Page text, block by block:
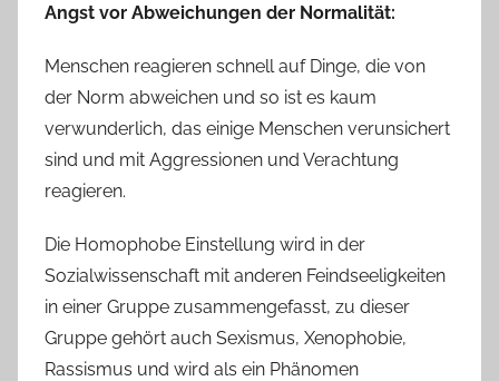
Angst vor Abweichungen der Normalität:
Menschen reagieren schnell auf Dinge, die von
der Norm abweichen und so ist es kaum
verwunderlich, das einige Menschen verunsichert
sind und mit Aggressionen und Verachtung
reagieren.
Die Homophobe Einstellung wird in der
Sozialwissenschaft mit anderen Feindseeligkeiten
in einer Gruppe zusammengefasst, zu dieser
Gruppe gehört auch Sexismus, Xenophobie,
Rassismus und wird als ein Phänomen